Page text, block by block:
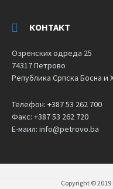
КОНТАКТ
Озренских одреда 25
74317 Петрово
Република Српска Босна и
Телефон: +387 53 262 700
Факс: +387 53 262 720
Е-маил: info@petrovo.ba
Copyright © 2019